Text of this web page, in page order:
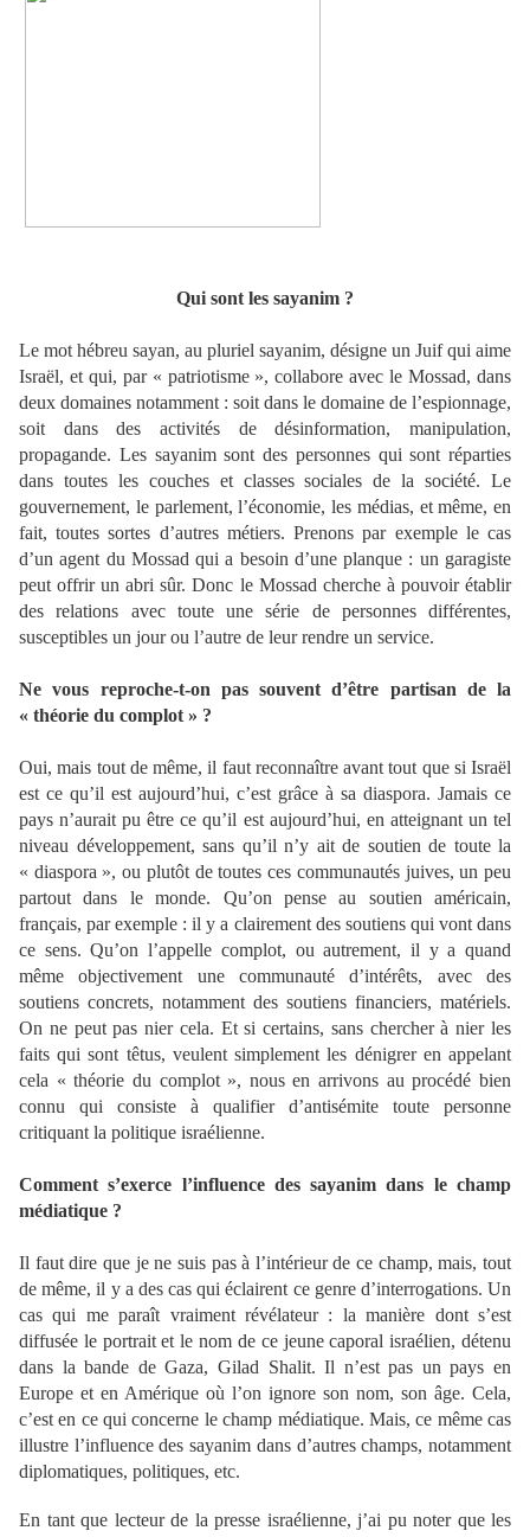
Qui sont les sayanim ?
Le mot hébreu sayan, au pluriel sayanim, désigne un Juif qui aime
Israël, et qui, par « patriotisme », collabore avec le Mossad, dans
deux domaines notamment : soit dans le domaine de l’espionnage,
soit dans des activités de désinformation, manipulation,
propagande. Les sayanim sont des personnes qui sont réparties
dans toutes les couches et classes sociales de la société. Le
gouvernement, le parlement, l’économie, les médias, et même, en
fait, toutes sortes d’autres métiers. Prenons par exemple le cas
d’un agent du Mossad qui a besoin d’une planque : un garagiste
peut offrir un abri sûr. Donc le Mossad cherche à pouvoir établir
des relations avec toute une série de personnes différentes,
susceptibles un jour ou l’autre de leur rendre un service.
Ne vous reproche-t-on pas souvent d’être partisan de la
« théorie du complot » ?
Oui, mais tout de même, il faut reconnaître avant tout que si Israël
est ce qu’il est aujourd’hui, c’est grâce à sa diaspora. Jamais ce
pays n’aurait pu être ce qu’il est aujourd’hui, en atteignant un tel
niveau développement, sans qu’il n’y ait de soutien de toute la
« diaspora », ou plutôt de toutes ces communautés juives, un peu
partout dans le monde. Qu’on pense au soutien américain,
français, par exemple : il y a clairement des soutiens qui vont dans
ce sens. Qu’on l’appelle complot, ou autrement, il y a quand
même objectivement une communauté d’intérêts, avec des
soutiens concrets, notamment des soutiens financiers, matériels.
On ne peut pas nier cela. Et si certains, sans chercher à nier les
faits qui sont têtus, veulent simplement les dénigrer en appelant
cela « théorie du complot », nous en arrivons au procédé bien
connu qui consiste à qualifier d’antisémite toute personne
critiquant la politique israélienne.
Comment s’exerce l’influence des sayanim dans le champ
médiatique ?
Il faut dire que je ne suis pas à l’intérieur de ce champ, mais, tout
de même, il y a des cas qui éclairent ce genre d’interrogations. Un
cas qui me paraît vraiment révélateur : la manière dont s’est
diffusée le portrait et le nom de ce jeune caporal israélien, détenu
dans la bande de Gaza, Gilad Shalit. Il n’est pas un pays en
Europe et en Amérique où l’on ignore son nom, son âge. Cela,
c’est en ce qui concerne le champ médiatique. Mais, ce même cas
illustre l’influence des sayanim dans d’autres champs, notamment
diplomatiques, politiques, etc.
En tant que lecteur de la presse israélienne, j’ai pu noter que les